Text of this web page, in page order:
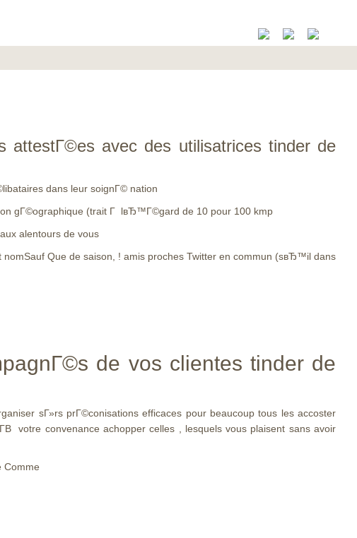
attestГ©es avec des utilisatrices tinder de
dans leur soignГ© nation
gГ©ographique (trait Г lвЂ™Г©gard de 10 pour 100 kmp
alentours de vous
Que de saison, ! amis proches Twitter en commun (sвЂ™il dans
de vos clientes tinder de
sГ»rs prГ©conisations efficaces pour beaucoup tous les accoster
votre convenance achopper celles , lesquels vous plaisent sans avoir
Comme